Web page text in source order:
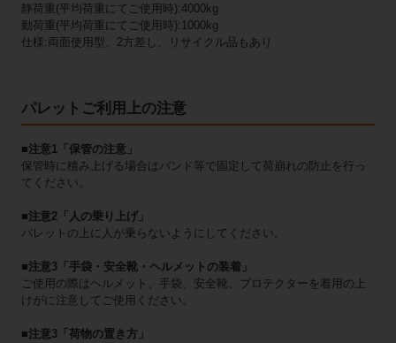
静荷重(平均荷重にてご使用時):4000kg
動荷重(平均荷重にてご使用時):1000kg
仕様:両面使用型、2方差し、リサイクル品もあり
パレットご利用上の注意
■注意1「保管の注意」
保管時に積み上げる場合はバンド等で固定して荷崩れの防止を行っ
てください。
■注意2「人の乗り上げ」
パレットの上に人が乗らないようにしてください。
■注意3「手袋・安全靴・ヘルメットの装着」
ご使用の際はヘルメット、手袋、安全靴、プロテクターを着用の上
けがに注意してご使用ください。
■注意3「荷物の置き方」